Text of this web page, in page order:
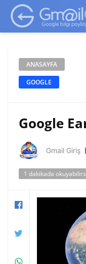
google-site-
ANASAYFA
GOOGLE
Google
Gmail Giriş
1 dakikada